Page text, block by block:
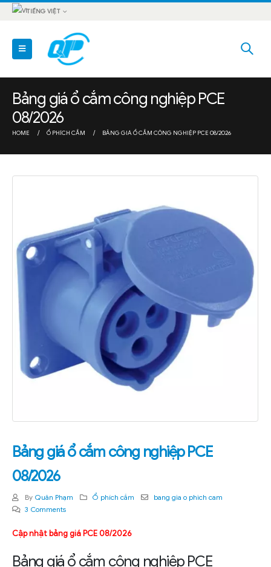
TIẾNG VIỆT
Bảng giá ổ cắm công nghiệp PCE
08/2026
HOME Ổ PHÍCH CẮM BẢNG GIÁ Ổ CẮM CÔNG NGHIỆP PCE 08/2026
Bảng giá ổ cắm công nghiệp PCE
08/2026
By Quân Phạm Ổ phích cắm
bang gia o phich cam
3 Comments
Cập nhật bảng giá PCE 08/2026
Bảng giá ổ cắm công nghiệp PCE